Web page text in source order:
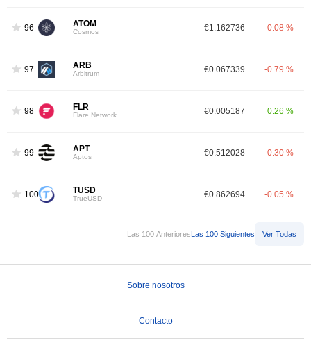
96 ATOM
Cosmos €1.162736 -0.08 %
97 ARB
Arbitrum €0.067339 -0.79 %
98 FLR
Flare Network €0.005187 0.26 %
99 APT
Aptos €0.512028 -0.30 %
100 TUSD
TrueUSD €0.862694 -0.05 %
Las 100 AnterioresLas 100 Siguientes Ver Todas
Sobre nosotros
Contacto